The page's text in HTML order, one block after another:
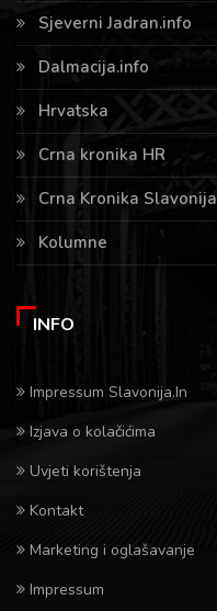
Sjeverni Jadran.info
Dalmacija.info
Hrvatska
Crna kronika HR
Crna Kronika Slavonija
Kolumne
INFO
Impressum Slavonija.In
Izjava o kolačićima
Uvjeti korištenja
Kontakt
Marketing i oglašavanje
Impressum